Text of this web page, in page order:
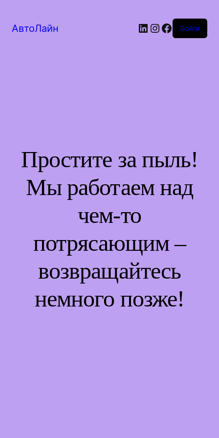
АвтоЛайн LinkedIn
Instagram
Facebook
Войти
Простите за пыль!
Мы работаем над
чем-то
потрясающим –
возвращайтесь
немного позже!